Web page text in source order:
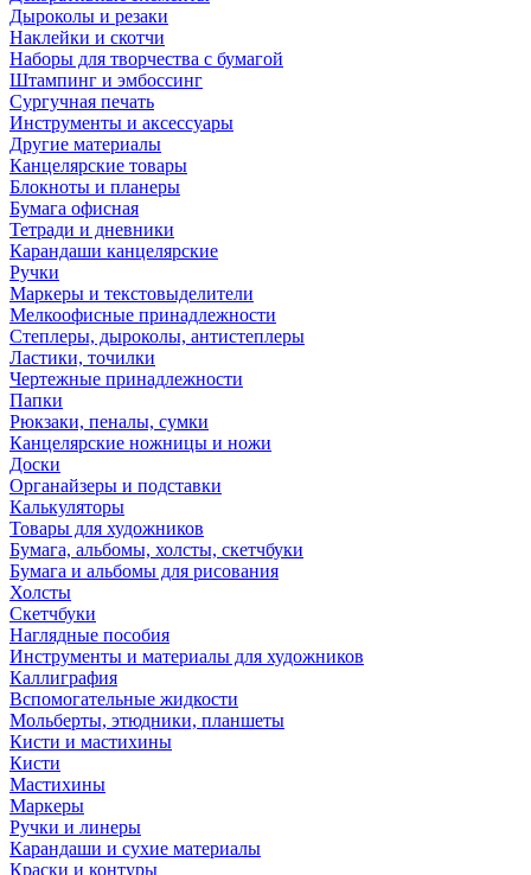
Дыроколы и резаки
Наклейки и скотчи
Наборы для творчества с бумагой
Штампинг и эмбоссинг
Сургучная печать
Инструменты и аксессуары
Другие материалы
Канцелярские товары
Блокноты и планеры
Бумага офисная
Тетради и дневники
Карандаши канцелярские
Ручки
Маркеры и текстовыделители
Мелкоофисные принадлежности
Степлеры, дыроколы, антистеплеры
Ластики, точилки
Чертежные принадлежности
Папки
Рюкзаки, пеналы, сумки
Канцелярские ножницы и ножи
Доски
Органайзеры и подставки
Калькуляторы
Товары для художников
Бумага, альбомы, холсты, скетчбуки
Бумага и альбомы для рисования
Холсты
Скетчбуки
Наглядные пособия
Инструменты и материалы для художников
Каллиграфия
Вспомогательные жидкости
Мольберты, этюдники, планшеты
Кисти и мастихины
Кисти
Мастихины
Маркеры
Ручки и линеры
Карандаши и сухие материалы
Краски и контуры